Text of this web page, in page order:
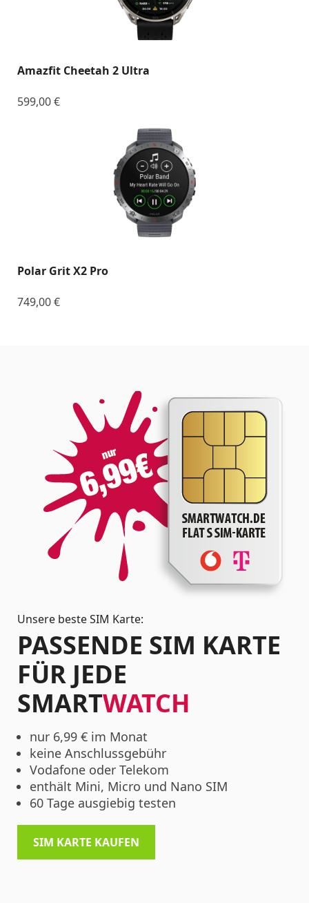
Amazfit Cheetah 2 Ultra
599,00€
Polar Grit X2 Pro
749,00€
Unsere beste SIM Karte:
PASSENDE SIM KARTE
FÜR JEDE
SMARTWATCH
nur 6,99 € im Monat
keine Anschlussgebühr
Vodafone oder Telekom
enthält Mini, Micro und Nano SIM
60 Tage ausgiebig testen
SIM KARTE KAUFEN